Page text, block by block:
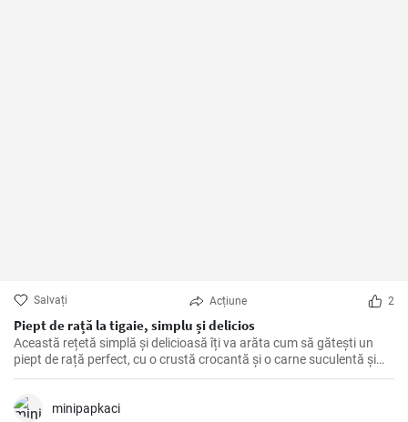
Salvați Acțiune 2
Piept de rață la tigaie, simplu și delicios
Această rețetă simplă și delicioasă îți va arăta cum să gătești un
piept de rață perfect, cu o crustă crocantă și o carne suculentă și
savuroasă. Este o modalitate ușoară de a impresiona oaspeții la o
minipapkaci